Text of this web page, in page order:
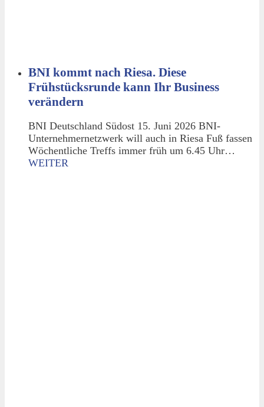
BNI kommt nach Riesa. Diese
Frühstücksrunde kann Ihr Business
verändern
BNI Deutschland Südost 15. Juni 2026 BNI-
Unternehmernetzwerk will auch in Riesa Fuß fassen
Wöchentliche Treffs immer früh um 6.45 Uhr…
WEITER